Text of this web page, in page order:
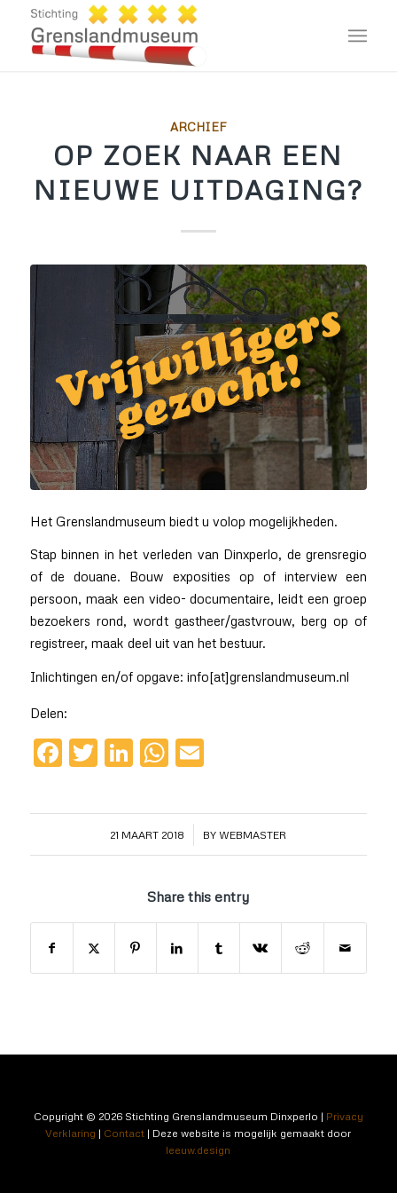
ARCHIEF
OP ZOEK NAAR EEN
NIEUWE UITDAGING?
Het Grenslandmuseum biedt u volop mogelijkheden.
Stap binnen in het verleden van Dinxperlo, de grensregio
of de douane. Bouw exposities op of interview een
persoon, maak een video- documentaire, leidt een groep
bezoekers rond, wordt gastheer/gastvrouw, berg op of
registreer, maak deel uit van het bestuur.
Inlichtingen en/of opgave: info[at]grenslandmuseum.nl
Delen:
Facebook
Twitter
LinkedIn
WhatsApp
Email
21 MAART 2018
/ BYWEBMASTER
Share this entry
Copyright © 2026 Stichting Grenslandmuseum Dinxperlo | Privacy
Verklaring | Contact | Deze website is mogelijk gemaakt door
leeuw.design